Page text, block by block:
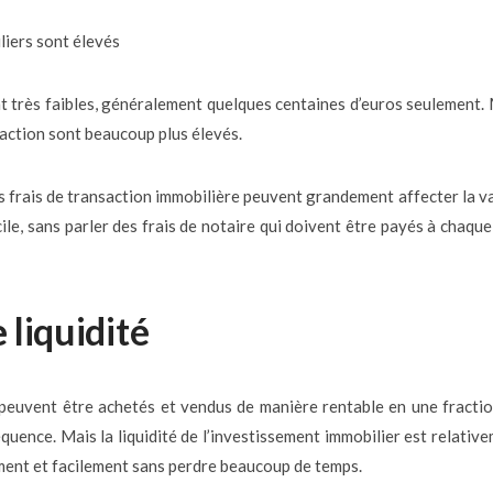
sont élevés
faibles, généralement quelques centaines d’euros seulement.
sont beaucoup plus élevés.
frais de transaction immobilière peuvent grandement affecter la
sans parler des frais de notaire qui doivent être payés à
liquidité
être achetés et vendus de manière rentable en une
Mais la liquidité de l’investissement immobilier est
et facilement sans perdre beaucoup de temps.